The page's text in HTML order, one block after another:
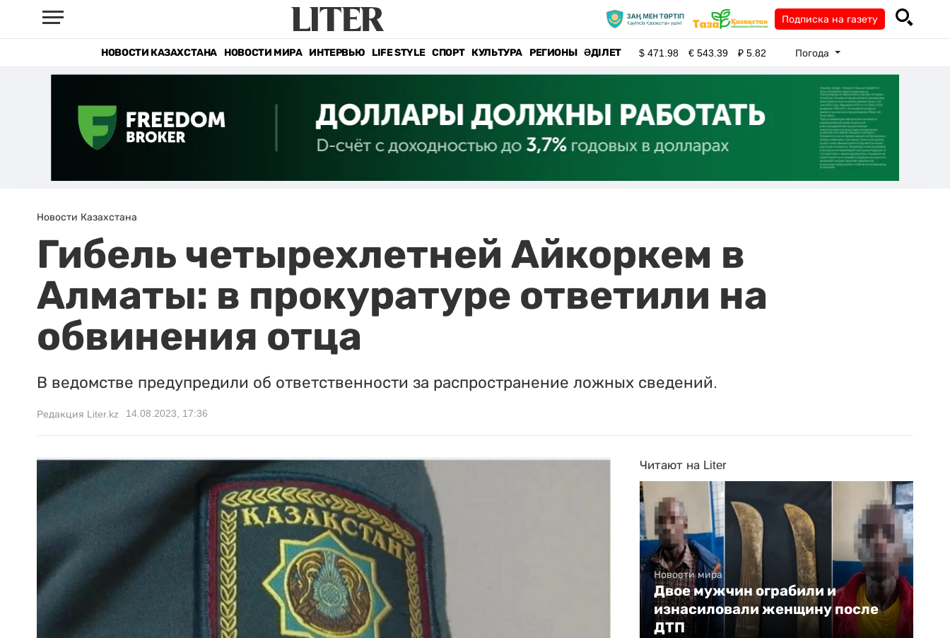
Подписка на газету
НОВОСТИ КАЗАХСТАНА НОВОСТИ МИРА ИНТЕРВЬЮ LIFE STYLE СПОРТ КУЛЬТУРА РЕГИОНЫ ӘДІЛЕТ $471.98 €543.39 ₽5.82 Погода
Новости Казахстана
Гибель четырехлетней Айкоркем в
Алматы: в прокуратуре ответили на
обвинения отца
В ведомстве предупредили об ответственности за распространение ложных сведений.
Редакция Liter.kz 14.08.2023, 17:36
Читают на Liter
Новости мира
Двое мужчин ограбили и
изнасиловали женщину после
ДТП